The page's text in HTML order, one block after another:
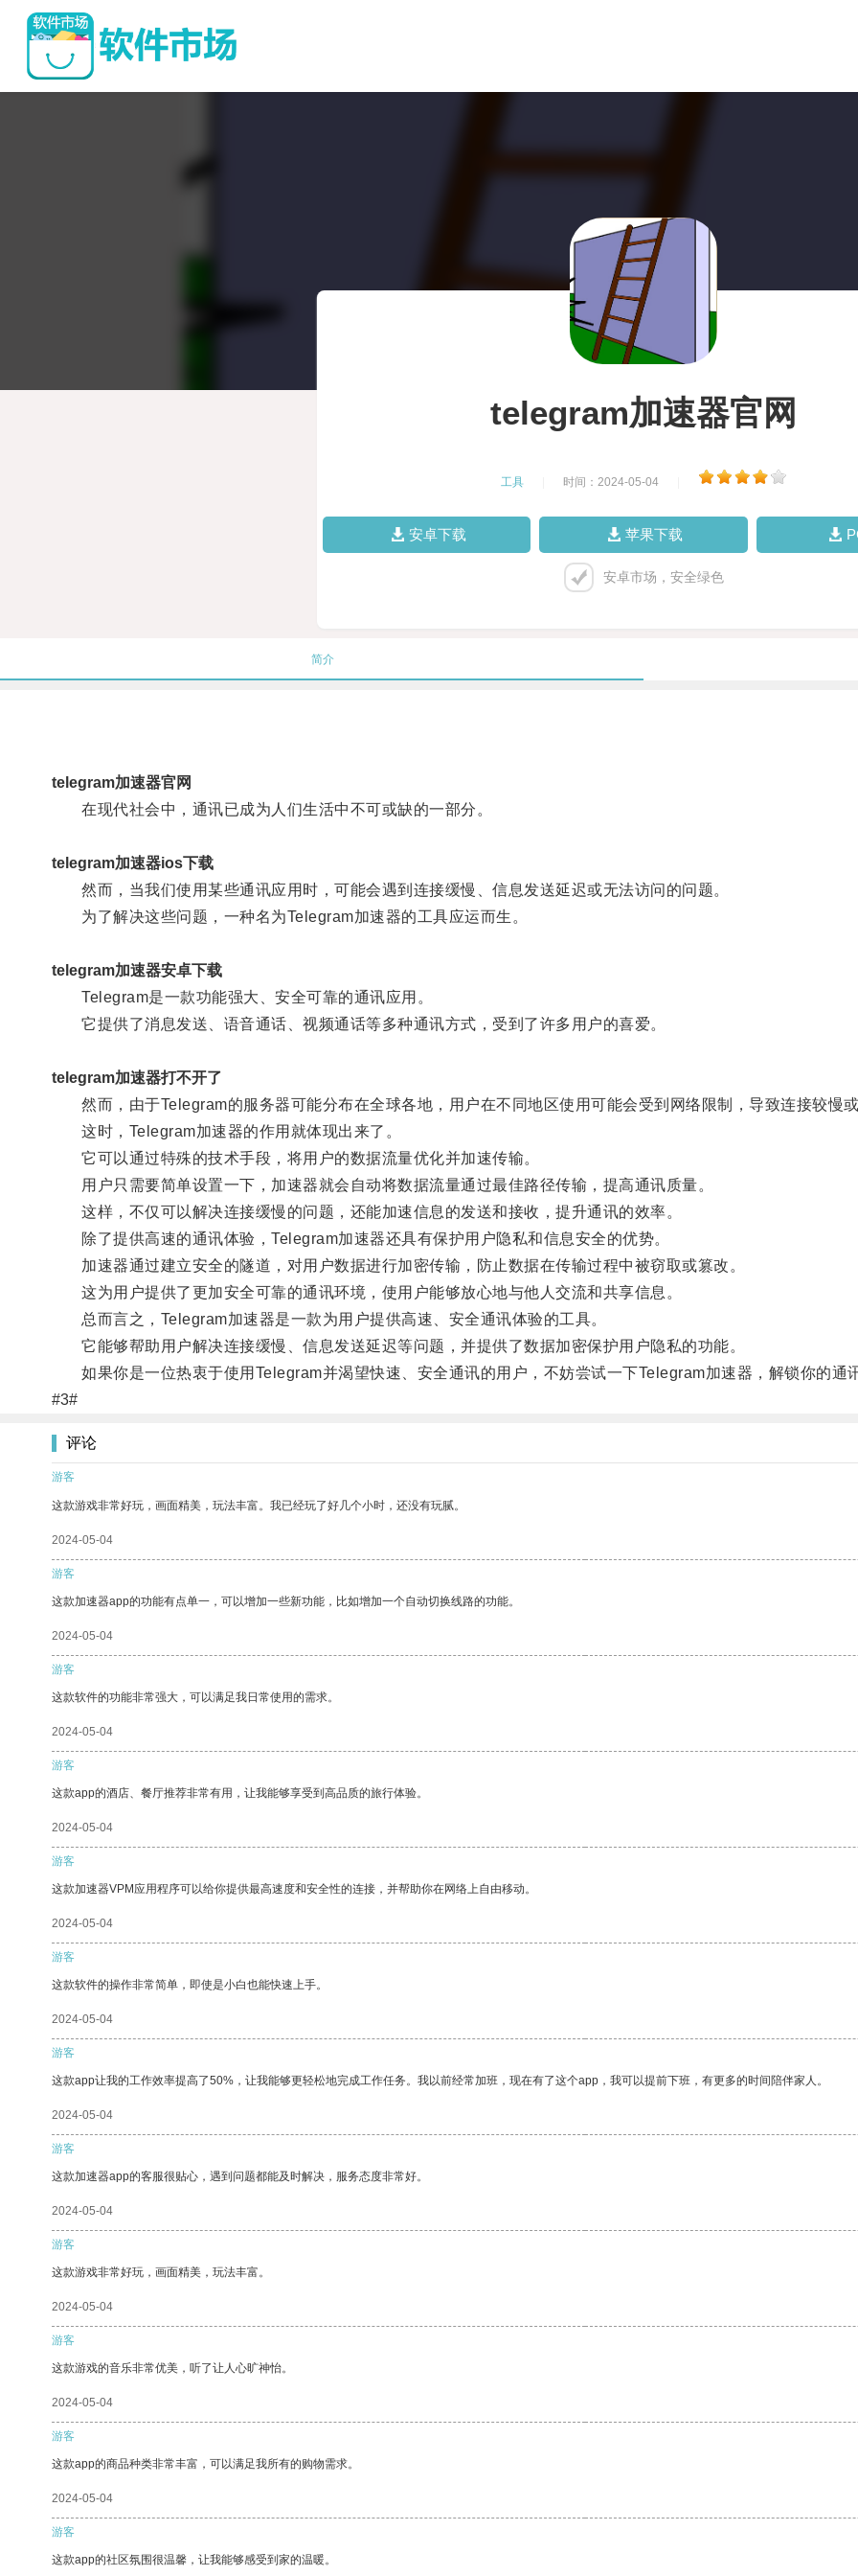
telegram加速器官网
工具 时间：2024-05-04
安卓下载 苹果下载
安卓市场，安全绿色
简介
telegram加速器官网
在现代社会中，通讯已成为人们生活中不可或缺的一部分。
telegram加速器ios下载
然而，当我们使用某些通讯应用时，可能会遇到连接缓慢、信息发送延迟或无法访问的问题。
为了解决这些问题，一种名为Telegram加速器的工具应运而生。
telegram加速器安卓下载
Telegram是一款功能强大、安全可靠的通讯应用。
它提供了消息发送、语音通话、视频通话等多种通讯方式，受到了许多用户的喜爱。
telegram加速器打不开了
然而，由于Telegram的服务器可能分布在全球各地，用户在不同地区使用可能会受到网络限制，导致连接较慢或
这时，Telegram加速器的作用就体现出来了。
它可以通过特殊的技术手段，将用户的数据流量优化并加速传输。
用户只需要简单设置一下，加速器就会自动将数据流量通过最佳路径传输，提高通讯质量。
这样，不仅可以解决连接缓慢的问题，还能加速信息的发送和接收，提升通讯的效率。
除了提供高速的通讯体验，Telegram加速器还具有保护用户隐私和信息安全的优势。
加速器通过建立安全的隧道，对用户数据进行加密传输，防止数据在传输过程中被窃取或篡改。
这为用户提供了更加安全可靠的通讯环境，使用户能够放心地与他人交流和共享信息。
总而言之，Telegram加速器是一款为用户提供高速、安全通讯体验的工具。
它能够帮助用户解决连接缓慢、信息发送延迟等问题，并提供了数据加密保护用户隐私的功能。
如果你是一位热衷于使用Telegram并渴望快速、安全通讯的用户，不妨尝试一下Telegram加速器，解锁你的通
#3#
评论
游客
这款游戏非常好玩，画面精美，玩法丰富。我已经玩了好几个小时，还没有玩腻。
2024-05-04
游客
这款加速器app的功能有点单一，可以增加一些新功能，比如增加一个自动切换线路的功能。
2024-05-04
游客
这款软件的功能非常强大，可以满足我日常使用的需求。
2024-05-04
游客
这款app的酒店、餐厅推荐非常有用，让我能够享受到高品质的旅行体验。
2024-05-04
游客
这款加速器VPM应用程序可以给你提供最高速度和安全性的连接，并帮助你在网络上自由移动。
2024-05-04
游客
这款软件的操作非常简单，即使是小白也能快速上手。
2024-05-04
游客
这款app让我的工作效率提高了50%，让我能够更轻松地完成工作任务。我以前经常加班，现在有了这个app，我可以提前下班，有更多的时间陪伴家人。
2024-05-04
游客
这款加速器app的客服很贴心，遇到问题都能及时解决，服务态度非常好。
2024-05-04
游客
这款游戏非常好玩，画面精美，玩法丰富。
2024-05-04
游客
这款游戏的音乐非常优美，听了让人心旷神怡。
2024-05-04
游客
这款app的商品种类非常丰富，可以满足我所有的购物需求。
2024-05-04
游客
这款app的社区氛围很温馨，让我能够感受到家的温暖。